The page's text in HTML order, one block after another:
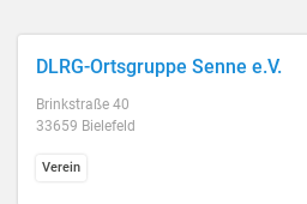
DLRG-Ortsgruppe Senne e.V.
Brinkstraße 40
33659 Bielefeld
Verein